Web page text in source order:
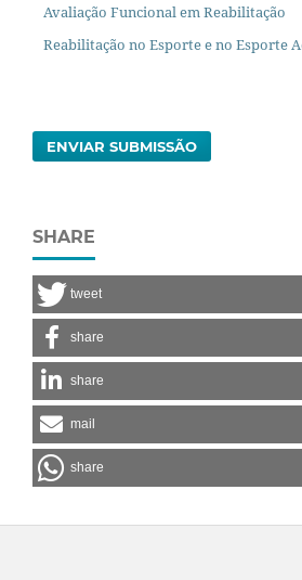
Avaliação Funcional em Reabilitação
Reabilitação no Esporte e no Esporte
ENVIAR SUBMISSÃO
SHARE
tweet
share
share
mail
share